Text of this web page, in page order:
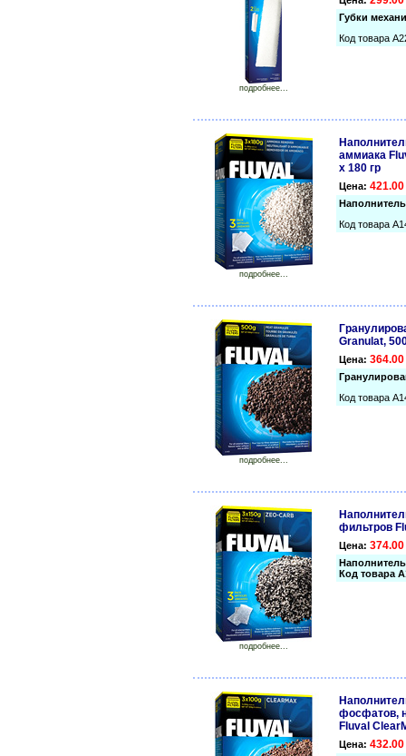
подробнее...
Губки
Код товара
подробнее...
аммиака
х 180 гр
Цена: 421.00
Код товара
подробнее...
Granulat,
Цена: 364.00
Код товара
подробнее...
фильтров
Цена: 374.00
Код товара
фосфатов,
Fluval
Цена: 432.00